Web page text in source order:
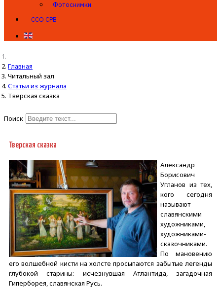
Фотоснимки
ССО СРВ
Главная
Читальный зал
Статьи из журнала
Тверская сказка
Поиск
results.
Тверская сказка
Александр
Борисович
Угланов из тех,
кого сегодня
называют
славянскими
художниками,
художниками-
сказочниками.
По мановению
его волшебной кисти на холсте просыпаются забытые легенды
глубокой старины: исчезнувшая Атлантида, загадочная
Гиперборея, славянская Русь.